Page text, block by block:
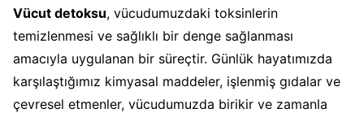
Vücut detoksu, vücudumuzdaki toksinlerin
temizlenmesi ve sağlıklı bir denge sağlanması
amacıyla uygulanan bir süreçtir. Günlük hayatımızda
karşılaştığımız kimyasal maddeler, işlenmiş gıdalar ve
çevresel etmenler, vücudumuzda birikir ve zamanla